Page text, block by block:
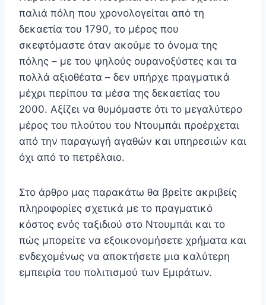
παλιά πόλη που χρονολογείται από τη
δεκαετία του 1790, το μέρος που
σκεφτόμαστε όταν ακούμε το όνομα της
πόλης – με του ψηλούς ουρανοξύστες και τα
πολλά αξιοθέατα – δεν υπήρχε πραγματικά
μέχρι περίπου τα μέσα της δεκαετίας του
2000. Αξίζει να θυμόμαστε ότι το μεγαλύτερο
μέρος του πλούτου του Ντουμπάι προέρχεται
από την παραγωγή αγαθών και υπηρεσιών και
όχι από το πετρέλαιο.
Στο άρθρο μας παρακάτω θα βρείτε ακριβείς
πληροφορίες σχετικά με το πραγματικό
κόστος ενός ταξιδιού στο Ντουμπάι και το
πώς μπορείτε να εξοικονομήσετε χρήματα και
ενδεχομένως να αποκτήσετε μια καλύτερη
εμπειρία του πολιτισμού των Εμιράτων.